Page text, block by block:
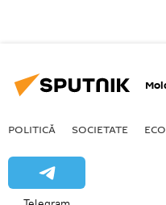
POLITICĂ SOCIETATE